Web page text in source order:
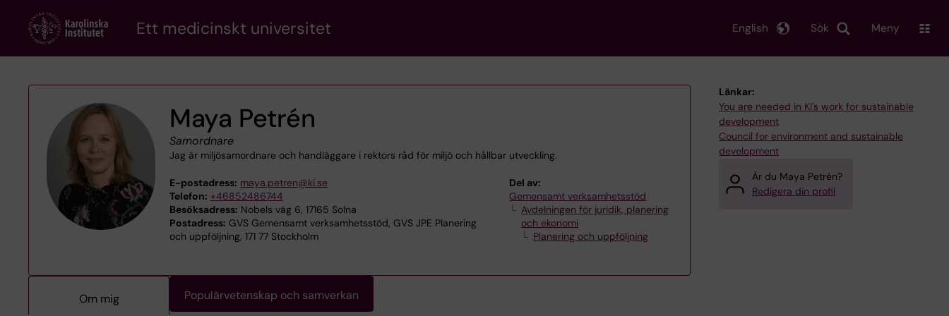
content
Ett medicinskt universitet Sök
English Meny
Maya Petrén
Samordnare
Jag är miljösamordnare och handläggare i rektors råd för miljö och hållbar utveckling.
E-postadress: maya.petren@ki.se
Telefon: +46852486744
Besöksadress: Nobels väg 6, 17165 Solna
Postadress: GVS Gemensamt verksamhetsstöd, GVS JPE Planering
och uppföljning, 171 77 Stockholm
Del av:
Gemensamt verksamhetsstöd
Avdelningen för juridik, planering
och ekonomi
Planering och uppföljning
Om mig Populärvetenskap och samverkan
Länkar:
You are needed in KI's work for sustainable
development
Council for environment and sustainable
development
Är du Maya Petrén?
Redigera din profil